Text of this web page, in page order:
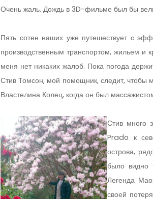
Очень жаль. Дождь в 3D-фильме был бы
Пять сотен наших уже путешествует с
производственным транспортом, жильем и
меня нет никаких жалоб. Пока погода
Стив Томсон, мой помощник, следит, чтобы
Властелина Колец, когда он был
Стив много
Prado к
острова,
было видно
Легенда
своей